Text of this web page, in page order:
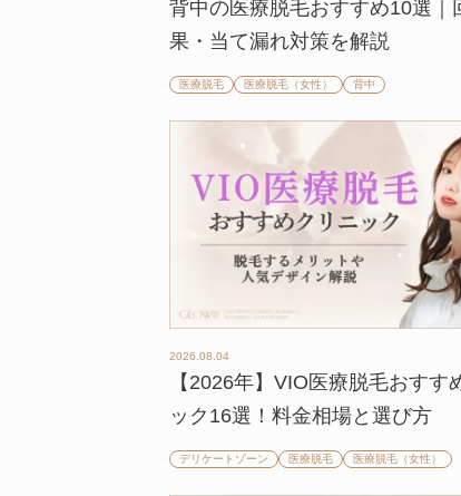
背中の医療脱毛おすすめ10選｜
果・当て漏れ対策を解説
医療脱毛 医療脱毛（女性） 背中
2026.08.04
【2026年】VIO医療脱毛おすす
ック16選！料金相場と選び方
デリケートゾーン 医療脱毛 医療脱毛（女性）